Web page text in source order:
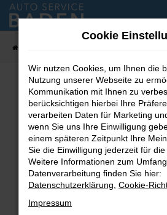
Zum
Hauptinhalt
Fehler: Network
Beim Laden ist ein Fehler
Hier sind ein paar Tipps, die dir
Überprüfe deine Firewall
Internetverbindung.
Laden andere Webseiten,
Suchmaschine?
Cookie
Wir nutzen Cookies, um Ihnen die
Nutzung unserer Webseite zu
Kommunikation mit Ihnen zu
berücksichtigen hierbei Ihre
verarbeiten Daten für Marketing
wenn Sie uns Ihre Einwilligung
einem späteren Zeitpunkt Ihre
Sie die Einwilligung jederzeit für
Weitere Informationen zum
Datenverarbeitung finden Sie hier:
Datenschutzerklärung Cookie-
Impressum